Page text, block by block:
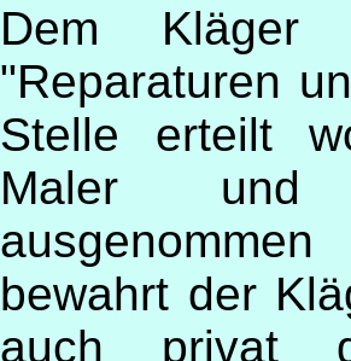
Dem
"Reparaturen
Stelle erteilt
Maler und
bewahrt der
auch privat